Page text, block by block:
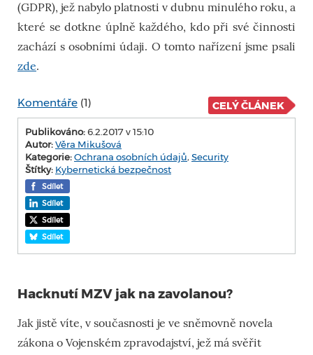
(GDPR), jež nabylo platnosti v dubnu minulého roku, a
které se dotkne úplně každého, kdo při své činnosti
zachází s osobními údaji. O tomto nařízení jsme psali
zde.
Komentáře (1) CELÝ ČLÁNEK
Publikováno:6.2.2017 v 15:10
Autor:Věra Mikušová
Kategorie:Ochrana osobních údajů, Security
Štítky: Kybernetická bezpečnost
Sdílet
Sdílet
Sdílet
Sdílet
Hacknutí MZV jak na zavolanou?
Jak jistě víte, v současnosti je ve sněmovně novela
zákona o Vojenském zpravodajství, jež má svěřit